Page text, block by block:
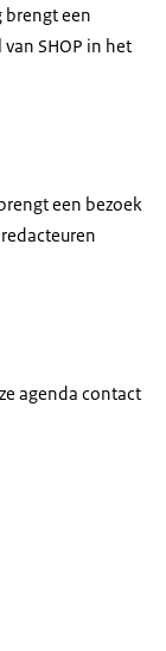
brengt een
SHOP in het
een bezoek
agenda contact